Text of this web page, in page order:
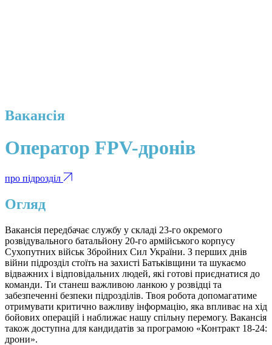
Вакансія
Оператор FPV-дронів
про підрозділ
Огляд
Вакансія передбачає службу у складі 23-го окремого
розвідувального батальйону 20-го армійського корпусу
Сухопутних військ Збройних Сил України. З перших днів
війни підрозділ стоїть на захисті Батьківщини та шукаємо
відважних і відповідальних людей, які готові приєднатися до
команди. Ти станеш важливою ланкою у розвідці та
забезпеченні безпеки підрозділів. Твоя робота допомагатиме
отримувати критично важливу інформацію, яка впливає на хід
бойових операцій і наближає нашу спільну перемогу. Вакансія
також доступна для кандидатів за програмою «Контракт 18-24:
дрони».